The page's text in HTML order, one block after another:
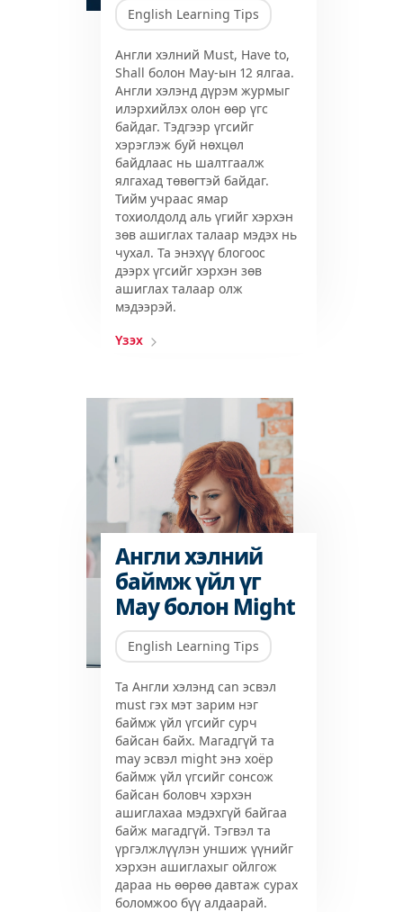
English Learning Tips
Англи хэлний Must, Have to,
Shall болон May-ын 12 ялгаа.
Англи хэлэнд дүрэм журмыг
илэрхийлэх олон өөр үгс
байдаг. Тэдгээр үгсийг
хэрэглэж буй нөхцөл
байдлаас нь шалтгаалж
ялгахад төвөгтэй байдаг.
Тийм учраас ямар
тохиолдолд аль үгийг хэрхэн
зөв ашиглах талаар мэдэх нь
чухал. Та энэхүү блогоос
дээрх үгсийг хэрхэн зөв
ашиглах талаар олж
мэдээрэй.
Үзэх
Англи хэлний
баймж үйл үг
May болон Might
English Learning Tips
Та Aнгли хэлэнд can эсвэл
must гэх мэт зарим нэг
баймж үйл үгсийг сурч
байсан байх. Магадгүй та
may эсвэл might энэ хоёр
баймж үйл үгсийг сонсож
байсан боловч хэрхэн
ашиглахаа мэдэхгүй байгаа
байж магадгүй. Тэгвэл та
үргэлжлүүлэн уншиж үүнийг
хэрхэн ашиглахыг ойлгож
дараа нь өөрөө давтаж сурах
боломжоо бүү алдаарай.